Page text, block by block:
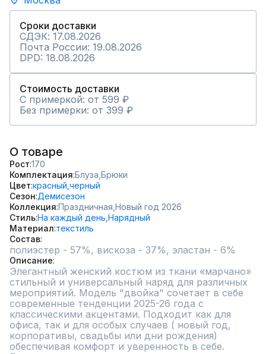
Сроки доставки
СДЭК: 17.08.2026
Почта России: 19.08.2026
DPD: 18.08.2026
Стоимость доставки
С примеркой: от 599 ₽
Без примерки: от 399 ₽
О товаре
Рост 170
Комплектация Блуза, Брюки
Цвет красный, черный
Сезон Демисезон
Коллекция Праздничная, Новый год 2026
СтильНа каждый день, Нарядный
Материал текстиль
Состав
полиэстер - 57%, вискоза - 37%, эластан - 6%
Описание
Элегантный женский костюм из ткани «марчано»
стильный и универсальный наряд для различных
мероприятий. Модель "двойка" сочетает в себе
современные тенденции 2025-26 года с
классическими акцентами. Подходит как для
офиса, так и для особых случаев ( новый год,
корпоративы, свадьбы или дни рождения)
обеспечивая комфорт и уверенность в себе.